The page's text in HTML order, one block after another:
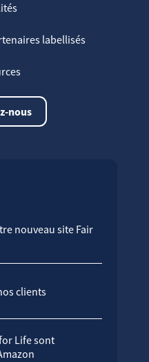
labellisés
nous
nouveau site Fair
clients
Life sont